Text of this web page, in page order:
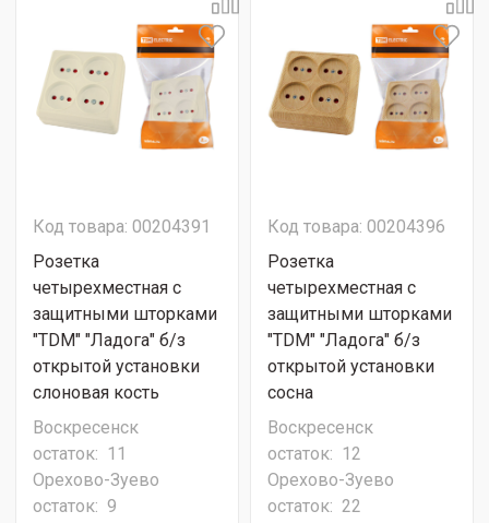
Код товара: 00204391
Розетка
четырехместная с
защитными шторками
"ТDМ" "Ладога" б/з
открытой установки
слоновая кость
Воскресенск
остаток: 11
Орехово-Зуево
остаток: 9
Код товара: 00204396
Розетка
четырехместная с
защитными шторками
"ТDМ" "Ладога" б/з
открытой установки
сосна
Воскресенск
остаток: 12
Орехово-Зуево
остаток: 22